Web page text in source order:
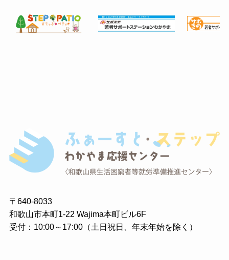
〒640-8033
和歌山市本町1-22 Wajima本町ビル6F
受付：10:00～17:00（土日祝日、年末年始を除く）